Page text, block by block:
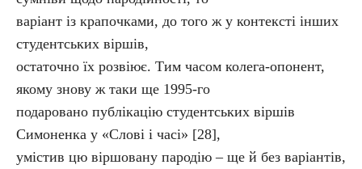
варіант із крапочками, до того ж у контексті інших
студентських віршів,
остаточно їх розвіює. Тим часом колега-опонент,
якому знову ж таки ще 1995-го
подаровано публікацію студентських віршів
Симоненка у «Слові і часі» [28],
умістив цю віршовану пародію – ще й без варіантів,